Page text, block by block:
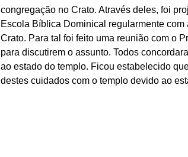
congregação no Crato. Através deles, foi
Escola Bíblica Dominical regularmente
Crato. Para tal foi feito uma reunião com o
para discutirem o assunto. Todos
ao estado do templo. Ficou estabelecido
destes cuidados com o templo devido ao